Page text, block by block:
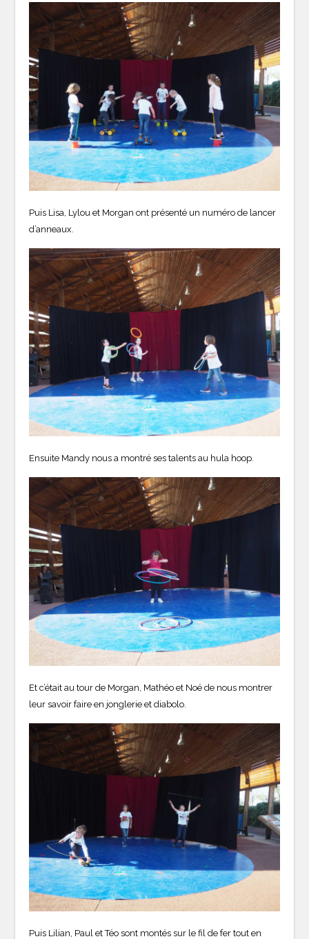
Puis Lisa, Lylou et Morgan ont présenté un numéro de lancer
d’anneaux.
Ensuite Mandy nous a montré ses talents au hula hoop.
Et c’était au tour de Morgan, Mathéo et Noé de nous montrer
leur savoir faire en jonglerie et diabolo.
Puis Lilian, Paul et Téo sont montés sur le fil de fer tout en